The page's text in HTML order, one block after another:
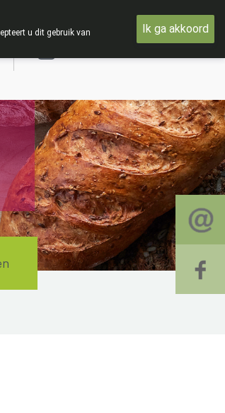
u dit gebruik van
Ik ga akkoord